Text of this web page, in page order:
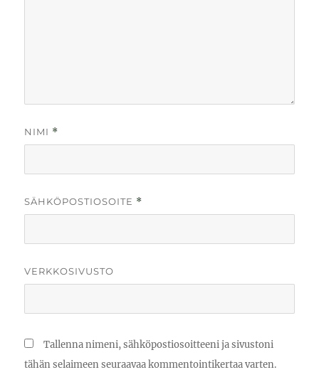
NIMI *
SÄHKÖPOSTIOSOITE *
VERKKOSIVUSTO
Tallenna nimeni, sähköpostiosoitteeni ja sivustoni
tähän selaimeen seuraavaa kommentointikertaa varten.